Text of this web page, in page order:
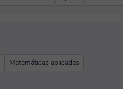
Matemáticas aplicadas